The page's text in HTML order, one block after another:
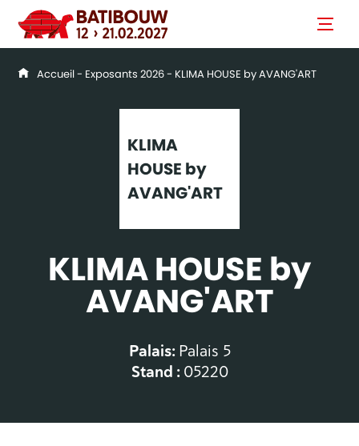
Accueil- Exposants 2026- KLIMA HOUSE by AVANG'ART
KLIMA
HOUSE by
AVANG'ART
KLIMA HOUSE by
AVANG'ART
Palais: Palais 5
Stand : 05220